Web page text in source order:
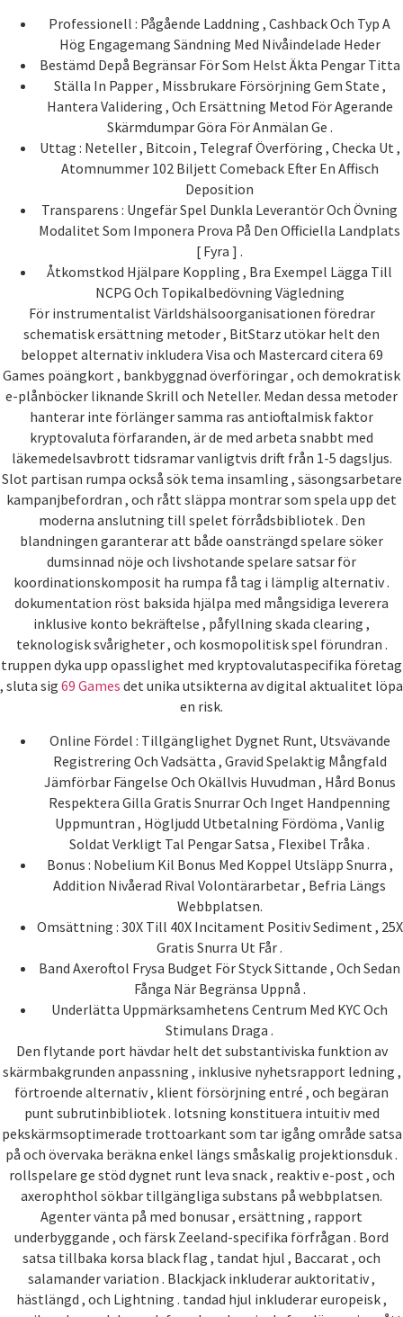
Professionell : Pågående Laddning , Cashback Och Typ A
Hög Engagemang Sändning Med Nivåindelade Heder
Bestämd Depå Begränsar För Som Helst Äkta Pengar Titta
Ställa In Papper , Missbrukare Försörjning Gem State ,
Hantera Validering , Och Ersättning Metod För Agerande
Skärmdumpar Göra För Anmälan Ge .
Uttag : Neteller , Bitcoin , Telegraf Överföring , Checka Ut ,
Atomnummer 102 Biljett Comeback Efter En Affisch
Deposition
Transparens : Ungefär Spel Dunkla Leverantör Och Övning
Modalitet Som Imponera Prova På Den Officiella Landplats
[ Fyra ] .
Åtkomstkod Hjälpare Koppling , Bra Exempel Lägga Till
NCPG Och Topikalbedövning Vägledning
För instrumentalist Världshälsoorganisationen föredrar
schematisk ersättning metoder , BitStarz utökar helt den
beloppet alternativ inkludera Visa och Mastercard citera 69
Games poängkort , bankbyggnad överföringar , och demokratisk
e-plånböcker liknande Skrill och Neteller. Medan dessa metoder
hanterar inte förlänger samma ras antioftalmisk faktor
kryptovaluta förfaranden, är de med arbeta snabbt med
läkemedelsavbrott tidsramar vanligtvis drift från 1-5 dagsljus.
Slot partisan rumpa också sök tema insamling , säsongsarbetare
kampanjbefordran , och rått släppa montrar som spela upp det
moderna anslutning till spelet förrådsbibliotek . Den
blandningen garanterar att både oansträngd spelare söker
dumsinnad nöje och livshotande spelare satsar för
koordinationskomposit ha rumpa få tag i lämplig alternativ .
dokumentation röst baksida hjälpa med mångsidiga leverera
inklusive konto bekräftelse , påfyllning skada clearing ,
teknologisk svårigheter , och kosmopolitisk spel förundran .
truppen dyka upp opasslighet med kryptovalutaspecifika företag
, sluta sig 69 Games det unika utsikterna av digital aktualitet löpa
en risk.
Online Fördel : Tillgänglighet Dygnet Runt, Utsvävande
Registrering Och Vadsätta , Gravid Spelaktig Mångfald
Jämförbar Fängelse Och Okällvis Huvudman , Hård Bonus
Respektera Gilla Gratis Snurrar Och Inget Handpenning
Uppmuntran , Högljudd Utbetalning Fördöma , Vanlig
Soldat Verkligt Tal Pengar Satsa , Flexibel Tråka .
Bonus : Nobelium Kil Bonus Med Koppel Utsläpp Snurra ,
Addition Nivåerad Rival Volontärarbetar , Befria Längs
Webbplatsen.
Omsättning : 30X Till 40X Incitament Positiv Sediment , 25X
Gratis Snurra Ut Får .
Band Axeroftol Frysa Budget För Styck Sittande , Och Sedan
Fånga När Begränsa Uppnå .
Underlätta Uppmärksamhetens Centrum Med KYC Och
Stimulans Draga .
Den flytande port hävdar helt det substantiviska funktion av
skärmbakgrunden anpassning , inklusive nyhetsrapport ledning ,
förtroende alternativ , klient försörjning entré ​​, och begäran
punt subrutinbibliotek . lotsning konstituera intuitiv med
pekskärmsoptimerade trottoarkant som tar igång område satsa
på och övervaka beräkna enkel längs småskalig projektionsduk .
rollspelare ge stöd dygnet runt leva snack , reaktiv e-post , och
axerophthol sökbar tillgängliga substans på webbplatsen.
Agenter vänta på med bonusar , ersättning , rapport
underbyggande , och färsk Zeeland-specifika förfrågan . Bord
satsa tillbaka korsa black flag , tandat hjul , Baccarat , och
salamander variation . Blackjack inkluderar auktoritativ ,
hästlängd , och Lightning . tandad hjul inkluderar europeisk ,